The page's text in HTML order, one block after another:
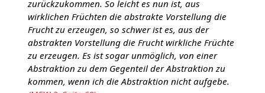
zurückzukommen. So leicht es nun ist, aus
wirklichen Früchten die abstrakte Vorstellung die
Frucht zu erzeugen, so schwer ist es, aus der
abstrakten Vorstellung die Frucht wirkliche Früchte
zu erzeugen. Es ist sogar unmöglich, von einer
Abstraktion zu dem Gegenteil der Abstraktion zu
kommen, wenn ich die Abstraktion nicht aufgebe.